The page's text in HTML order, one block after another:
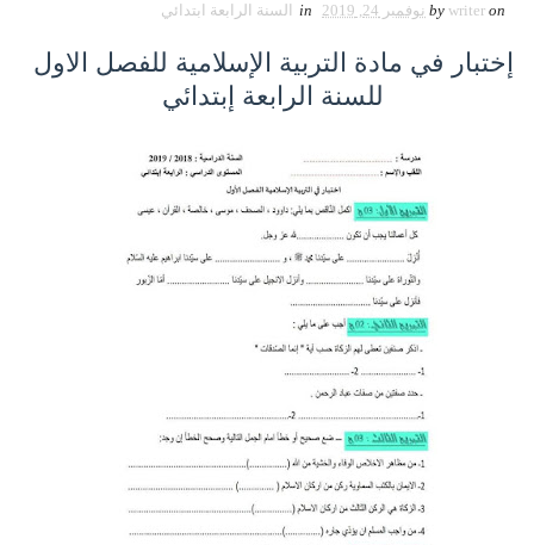
by writer on نوفمبر 24, 2019 in السنة الرابعة ابتدائي
إختبار في مادة التربية الإسلامية للفصل الاول
للسنة الرابعة إبتدائي